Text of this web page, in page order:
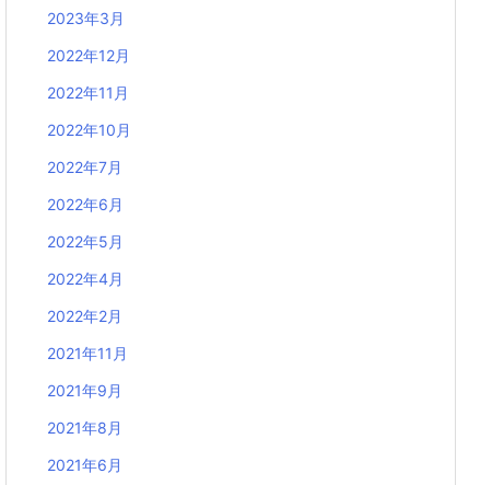
2023年3月
2022年12月
2022年11月
2022年10月
2022年7月
2022年6月
2022年5月
2022年4月
2022年2月
2021年11月
2021年9月
2021年8月
2021年6月